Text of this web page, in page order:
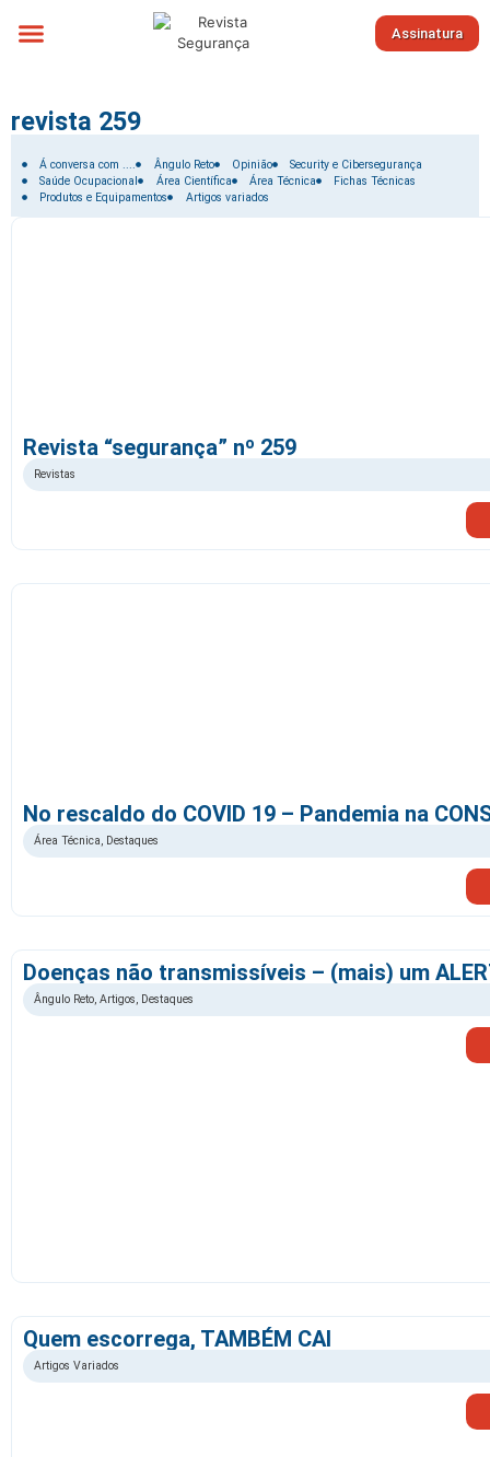
Assinatura
revista 259
Filtrar por:
Á conversa com .... Ângulo Reto Opinião
Security e Cibersegurança
Saúde Ocupacional
Área Científica Área Técnica
Fichas Técnicas
Produtos e Equipamentos
Artigos variados
Revista “segurança” nº 259
Revistas
No rescaldo do COVID 19 – Pandemia na
Área Técnica, Destaques
Doenças não transmissíveis – (mais) um
Ângulo Reto, Artigos, Destaques
Quem escorrega, TAMBÉM CAI
Artigos Variados